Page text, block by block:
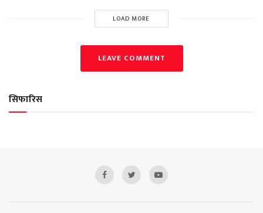
LOAD MORE
LEAVE COMMENT
सिफारिस